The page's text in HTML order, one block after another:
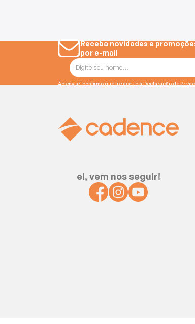
Receba novidades e
por e-mail
Ao enviar, confirmo que li e aceito a Declaração
ei, vem nos seguir!